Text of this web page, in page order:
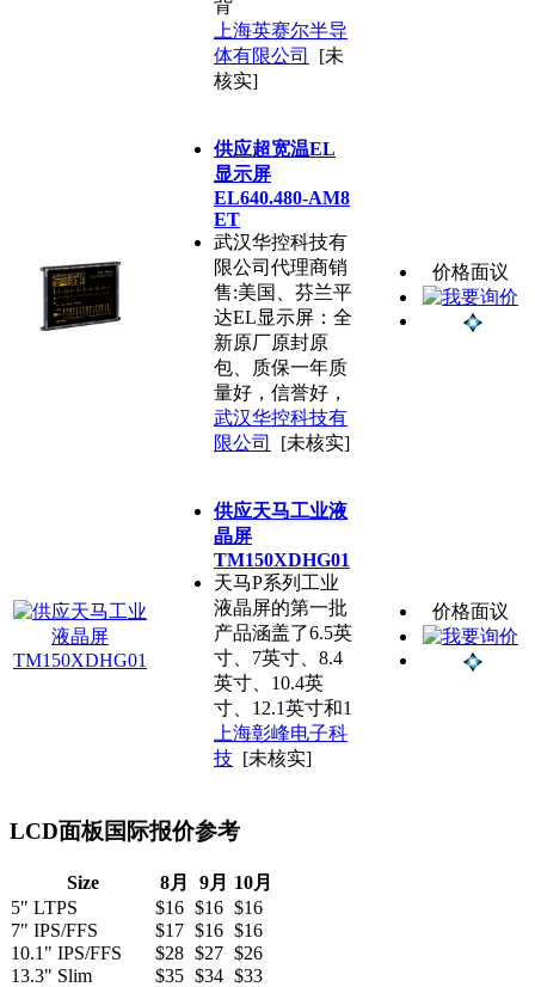
背
上海英赛尔半导
体有限公司
[未
核实]
供应超宽温EL
显示屏
EL640.480-AM8
ET
武汉华控科技有
限公司代理商销
售:美国、芬兰平
达EL显示屏：全
新原厂原封原
包、质保一年质
量好，信誉好，
武汉华控科技有
限公司
[未核实]
价格面议
供应天马工业液
晶屏
TM150XDHG01
天马P系列工业
液晶屏的第一批
产品涵盖了6.5英
寸、7英寸、8.4
英寸、10.4英
寸、12.1英寸和1
上海彰峰电子科
技 [未核实]
价格面议
LCD面板国际报价参考
Size 8月 9月 10月
5" LTPS
$16 $16 $16
7" IPS/FFS
$17 $16 $16
10.1" IPS/FFS
$28 $27 $26
13.3" Slim
$35 $34 $33